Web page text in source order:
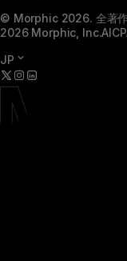
© Morphic 2026. 全著作
2026 Morphic, Inc.
JP